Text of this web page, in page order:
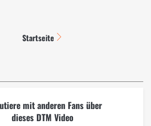
Startseite
mit anderen Fans über
dieses DTM Video